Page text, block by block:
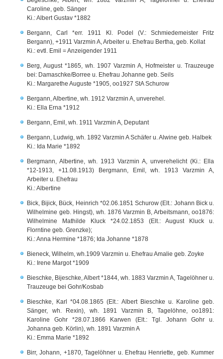
Caroline, geb. Sänger
Ki.: Albert Gustav *1882
Bergann, Carl *err. 1911 Kl. Podel (V.: Schmiedemeister Fritz
Bergann), +1911 Varzmin A, Arbeiter u. Ehefrau Bertha, geb. Kollat
Ki.: evtl. Emil = Anzeigender 1911
Berg, August *1865, wh. 1907 Varzmin A, Hofmeister u. Trauzeuge
bei: Damaschke/Borree u. Ehefrau Johanne geb. Seils
Ki.: Margarethe Auguste *1905, oo1927 StA Schurow
Bergann, Albertine, wh. 1912 Varzmin A, unverehel.
Ki.: Ella Erna *1912
Bergann, Emil, wh. 1911 Varzmin A, Deputant
Bergann, Ludwig, wh. 1892 Varzmin A Schäfer u. Alwine geb. Halbek
Ki.: Ida Marie *1892
Bergmann, Albertine, wh. 1913 Varzmin A, unverehelicht (Ki.: Ella
*12-1913, +11.08.1913) Bergmann, Emil, wh. 1913 Varzmin A,
Arbeiter u. Ehefrau
Ki.: Albertine
Bick, Bijick, Bück, Heinrich *02.06.1851 Schurow (Elt.: Johann Bick u.
Wilhelmine geb. Hingst), wh. 1876 Varzmin B, Arbeitsmann, oo1876:
Wilhelmine Mathilde Kluck *24.02.1853 (Elt.: August Kluck u.
Florntine geb. Grenzke);
Ki.: Anna Hermine *1876; Ida Johanne *1878
Bieneck, Wilhelm, wh.1909 Varzmin u. Ehefrau Amalie geb. Zoyke
Ki.: Irene Margot *1909
Bieschke, Bijeschke, Albert *1844, wh. 1883 Varzmin A, Tagelöhner u.
Trauzeuge bei Gohr/Kosbab
Bieschke, Karl *04.08.1865 (Elt.: Albert Bieschke u. Karoline geb.
Sänger, wh. Rexin), wh. 1891 Varzmin B, Tagelöhne, oo1891:
Karoline Gohr *28.07.1866 Karwen (Elt.: Tgl. Johann Gohr u.
Johanna geb. Körlin), wh. 1891 Varzmin A
Ki.: Emma Marie *1892
Birr, Johann, +1870, Tagelöhner u. Ehefrau Henriette, geb. Kummer